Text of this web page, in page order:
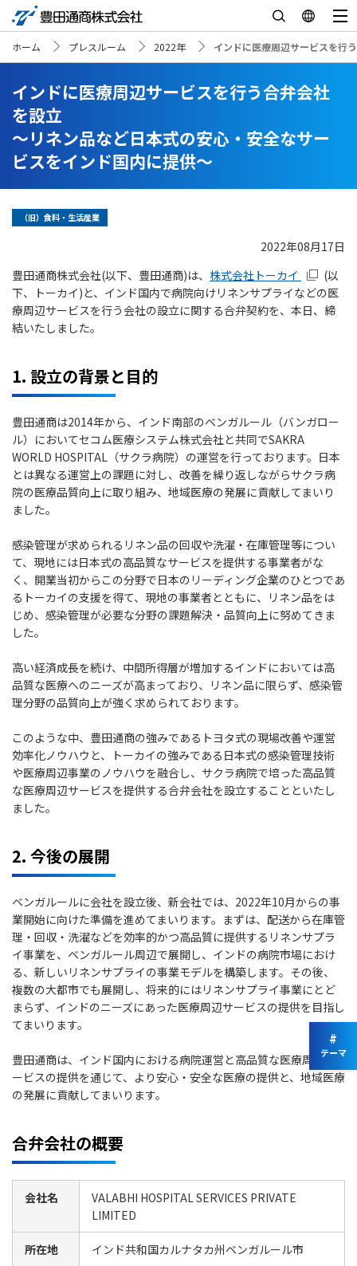
ホーム プレスルーム 2022年 インドに医療周辺サービスを行
インドに医療周辺サービスを行う合弁会社
を設立
～リネン品など日本式の安心・安全なサー
ビスをインド国内に提供～
（旧）食料・生活産業
2022年08月17日
豊田通商株式会社(以下、豊田通商)は、 株式会社トーカイ
(以
下、トーカイ)と、インド国内で病院向けリネンサプライなどの医
療周辺サービスを行う会社の設立に関する合弁契約を、本日、締
結いたしました。
1. 設立の背景と目的
豊田通商は2014年から、インド南部のベンガルール（バンガロー
ル）においてセコム医療システム株式会社と共同でSAKRA
WORLD HOSPITAL（サクラ病院）の運営を行っております。日本
とは異なる運営上の課題に対し、改善を繰り返しながらサクラ病
院の医療品質向上に取り組み、地域医療の発展に貢献してまいり
ました。
感染管理が求められるリネン品の回収や洗濯・在庫管理等につい
て、現地には日本式の高品質なサービスを提供する事業者がな
く、開業当初からこの分野で日本のリーディング企業のひとつであ
るトーカイの支援を得て、現地の事業者とともに、リネン品をは
じめ、感染管理が必要な分野の課題解決・品質向上に努めてきま
した。
高い経済成長を続け、中間所得層が増加するインドにおいては高
品質な医療へのニーズが高まっており、リネン品に限らず、感染管
理分野の品質向上が強く求められております。
このような中、豊田通商の強みであるトヨタ式の現場改善や運営
効率化ノウハウと、トーカイの強みである日本式の感染管理技術
や医療周辺事業のノウハウを融合し、サクラ病院で培った高品質
な医療周辺サービスを提供する合弁会社を設立することといたし
ました。
2. 今後の展開
ベンガルールに会社を設立後、新会社では、2022年10月からの事
業開始に向けた準備を進めてまいります。まずは、配送から在庫管
理・回収・洗濯などを効率的かつ高品質に提供するリネンサプラ
イ事業を、ベンガルール周辺で展開し、インドの病院市場におけ
る、新しいリネンサプライの事業モデルを構築します。その後、
複数の大都市でも展開し、将来的にはリネンサプライ事業にとど
まらず、インドのニーズにあった医療周辺サービスの提供を目指し
てまいります。
豊田通商は、インド国内における病院運営と高品質な医療周辺サ
ービスの提供を通じて、より安心・安全な医療の提供と、地域医療
の発展に貢献してまいります。
合弁会社の概要
会社名
VALABHI HOSPITAL SERVICES PRIVATE
LIMITED
所在地 インド共和国カルナタカ州ベンガルール市
#
テーマ